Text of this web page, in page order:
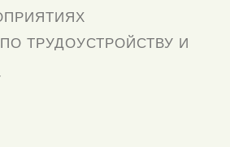
ТРУДОУСТРОЙСТВУ И